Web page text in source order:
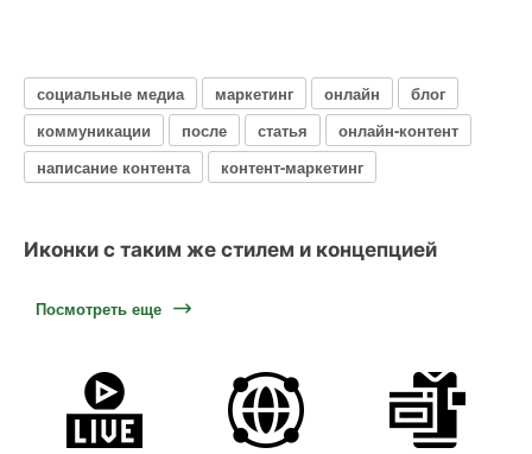
социальные медиа маркетинг онлайн
блог
коммуникации
после статья
онлайн-контент
написание контента
контент-маркетинг
Иконки с таким же стилем и концепцией
Посмотреть еще